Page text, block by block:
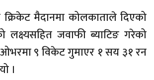
क्रिकेट मैदानमा कोलकाताले दिएको
जवाफी ब्याटिङ गरेको
९ विकेट गुमाएर १ सय ३१ रन
।